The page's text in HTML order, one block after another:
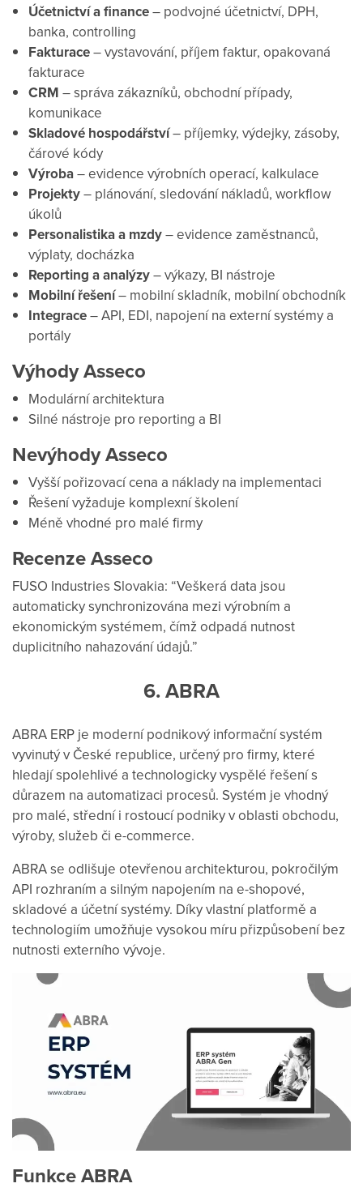
Účetnictví a finance– podvojné účetnictví, DPH,
banka, controlling
Fakturace– vystavování, příjem faktur, opakovaná
fakturace
CRM – správa zákazníků, obchodní případy,
komunikace
Skladové hospodářství– příjemky, výdejky, zásoby,
čárové kódy
Výroba– evidence výrobních operací, kalkulace
Projekty– plánování, sledování nákladů, workflow
úkolů
Personalistika a mzdy– evidence zaměstnanců,
výplaty, docházka
Reporting a analýzy– výkazy, BI nástroje
Mobilní řešení– mobilní skladník, mobilní obchodník
Integrace– API, EDI, napojení na externí systémy a
portály
Výhody Asseco
Modulární architektura
Silné nástroje pro reporting a BI
Nevýhody Asseco
Vyšší pořizovací cena a náklady na implementaci
Řešení vyžaduje komplexní školení
Méně vhodné pro malé firmy
Recenze Asseco
FUSO Industries Slovakia: “Veškerá data jsou
automaticky synchronizována mezi výrobním a
ekonomickým systémem, čímž odpadá nutnost
duplicitního nahazování údajů.”
6. ABRA
ABRA ERP je moderní podnikový informační systém
vyvinutý v České republice, určený pro firmy, které
hledají spolehlivé a technologicky vyspělé řešení s
důrazem na automatizaci procesů. Systém je vhodný
pro malé, střední i rostoucí podniky v oblasti obchodu,
výroby, služeb či e-commerce.
ABRA se odlišuje otevřenou architekturou, pokročilým
API rozhraním a silným napojením na e-shopové,
skladové a účetní systémy. Díky vlastní platformě a
technologiím umožňuje vysokou míru přizpůsobení bez
nutnosti externího vývoje.
Funkce ABRA